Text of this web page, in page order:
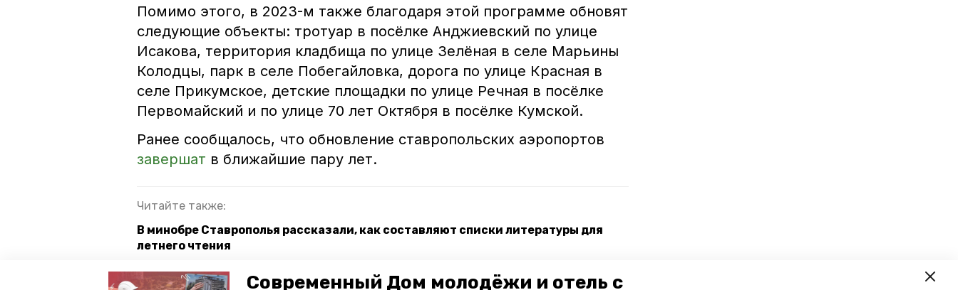
Современный Дом молодёжи и отель с
Помимо этого, в 2023-м также благодаря этой программе обновят
следующие объекты: тротуар в посёлке Анджиевский по улице
Исакова, территория кладбища по улице Зелёная в селе Марьины
Колодцы, парк в селе Побегайловка, дорога по улице Красная в
селе Прикумское, детские площадки по улице Речная в посёлке
Первомайский и по улице 70 лет Октября в посёлке Кумской.
Ранее сообщалось, что обновление ставропольских аэропортов
завершат в ближайшие пару лет.
Читайте также:
В минобре Ставрополья рассказали, как составляют списки литературы для
летнего чтения
Делегация предпринимателей из Египта посетила Ставрополье